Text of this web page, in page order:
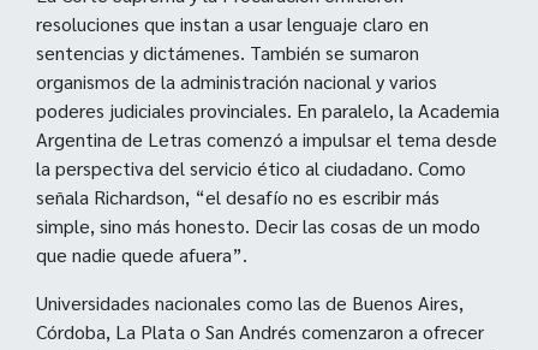
resoluciones que instan a usar lenguaje claro en
sentencias y dictámenes. También se sumaron
organismos de la administración nacional y varios
poderes judiciales provinciales. En paralelo, la Academia
Argentina de Letras comenzó a impulsar el tema desde
la perspectiva del servicio ético al ciudadano. Como
señala Richardson, “el desafío no es escribir más
simple, sino más honesto. Decir las cosas de un modo
que nadie quede afuera”.
Universidades nacionales como las de Buenos Aires,
Córdoba, La Plata o San Andrés comenzaron a ofrecer